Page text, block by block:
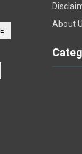
About